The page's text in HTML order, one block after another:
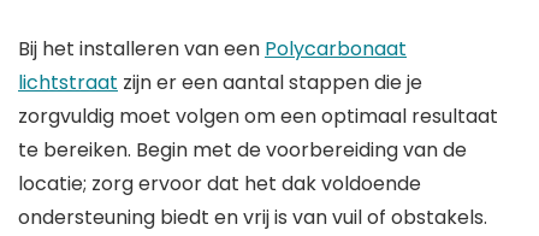
Bij het installeren van een Polycarbonaat
lichtstraat zijn er een aantal stappen die je
zorgvuldig moet volgen om een optimaal resultaat
te bereiken. Begin met de voorbereiding van de
locatie; zorg ervoor dat het dak voldoende
ondersteuning biedt en vrij is van vuil of obstakels.